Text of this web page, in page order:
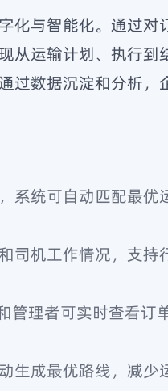
与智能化。通过对
从运输计划、执行到
过数据沉淀和分析，
系统可自动匹配最优
司机工作情况，支持
理者可实时查看订
生成最优路线，减少